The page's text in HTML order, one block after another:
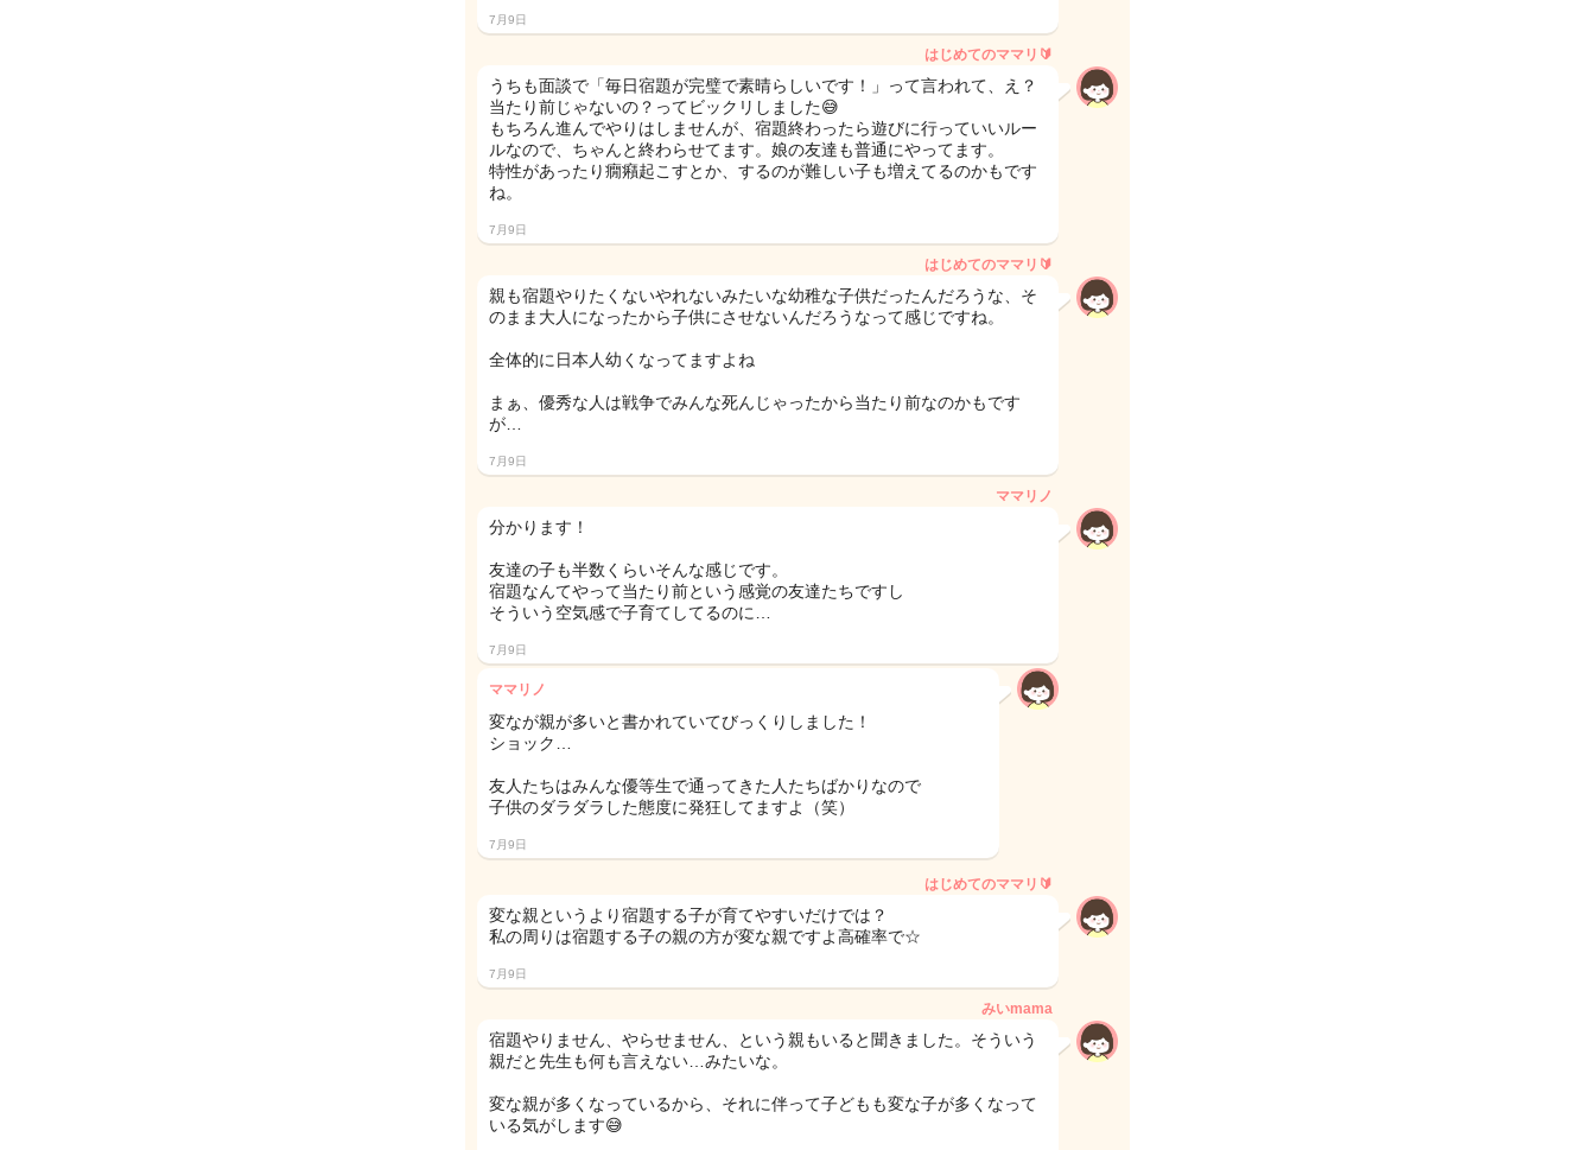
7月9日
はじめてのママリ🔰
うちも面談で「毎日宿題が完璧で素晴らしいです！」って言われて、え？
当たり前じゃないの？ってビックリしました😅
もちろん進んでやりはしませんが、宿題終わったら遊びに行っていいルー
ルなので、ちゃんと終わらせてます。娘の友達も普通にやってます。
特性があったり癇癪起こすとか、するのが難しい子も増えてるのかもです
ね。
7月9日
はじめてのママリ🔰
親も宿題やりたくないやれないみたいな幼稚な子供だったんだろうな、そ
のまま大人になったから子供にさせないんだろうなって感じですね。
全体的に日本人幼くなってますよね
まぁ、優秀な人は戦争でみんな死んじゃったから当たり前なのかもです
が…
7月9日
ママリノ
分かります！
友達の子も半数くらいそんな感じです。
宿題なんてやって当たり前という感覚の友達たちですし
そういう空気感で子育てしてるのに…
7月9日
ママリノ
変なが親が多いと書かれていてびっくりしました！
ショック…
友人たちはみんな優等生で通ってきた人たちばかりなので
子供のダラダラした態度に発狂してますよ（笑）
7月9日
はじめてのママリ🔰
変な親というより宿題する子が育てやすいだけでは？
私の周りは宿題する子の親の方が変な親ですよ高確率で☆
7月9日
みいmama
宿題やりません、やらせません、という親もいると聞きました。そういう
親だと先生も何も言えない…みたいな。
変な親が多くなっているから、それに伴って子どもも変な子が多くなって
いる気がします😅